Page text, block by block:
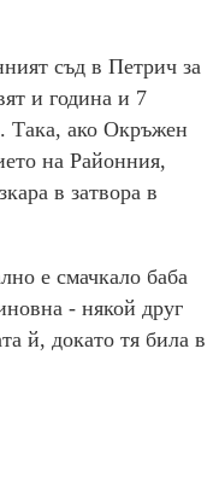
съд в Петрич за
и година и 7
Така, ако Окръжен
на Районния,
в затвора в
е смачкало баба
- някой друг
й, докато тя била в